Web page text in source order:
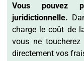
Vous pouvez
juridictionnelle.
charge le coût de
vous ne toucherez
directement vos